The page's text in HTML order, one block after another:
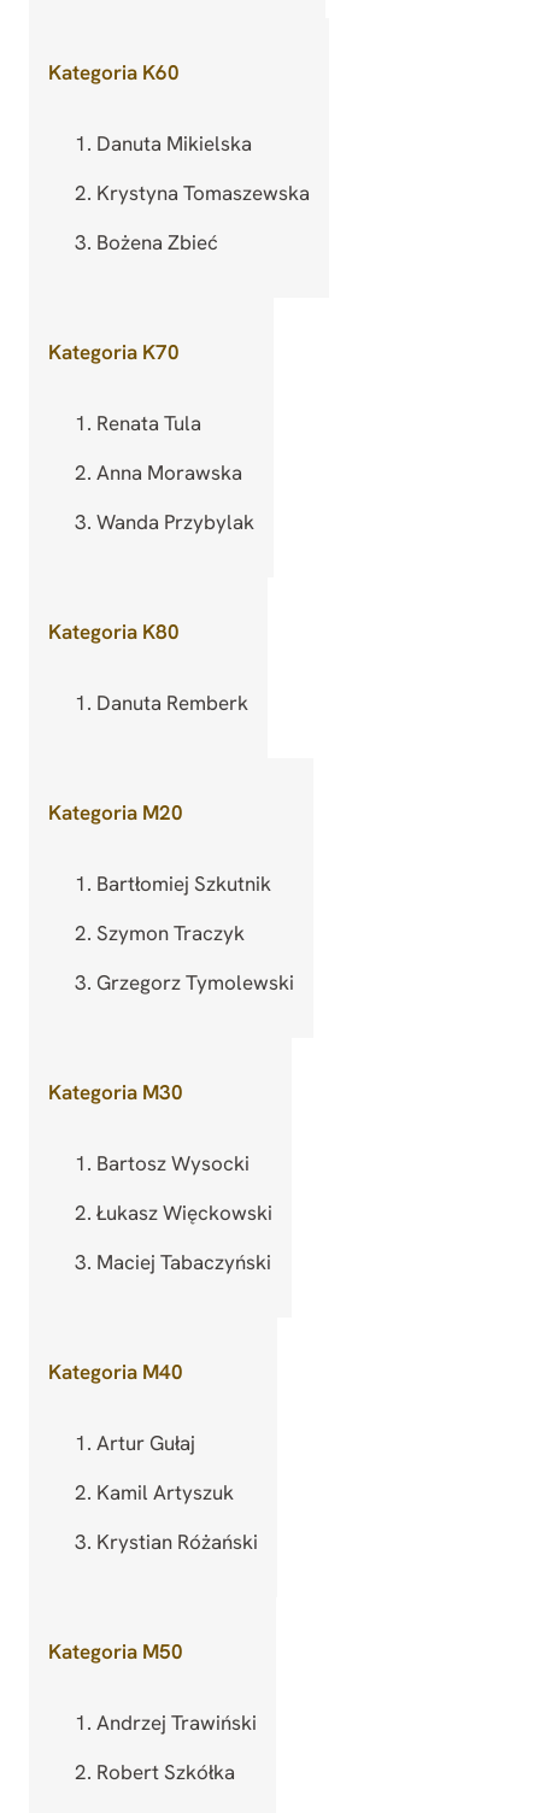
Kategoria K60
Danuta Mikielska
Krystyna Tomaszewska
Bożena Zbieć
Kategoria K70
Renata Tula
Anna Morawska
Wanda Przybylak
Kategoria K80
Danuta Remberk
Kategoria M20
Bartłomiej Szkutnik
Szymon Traczyk
Grzegorz Tymolewski
Kategoria M30
Bartosz Wysocki
Łukasz Więckowski
Maciej Tabaczyński
Kategoria M40
Artur Gułaj
Kamil Artyszuk
Krystian Różański
Kategoria M50
Andrzej Trawiński
Robert Szkółka